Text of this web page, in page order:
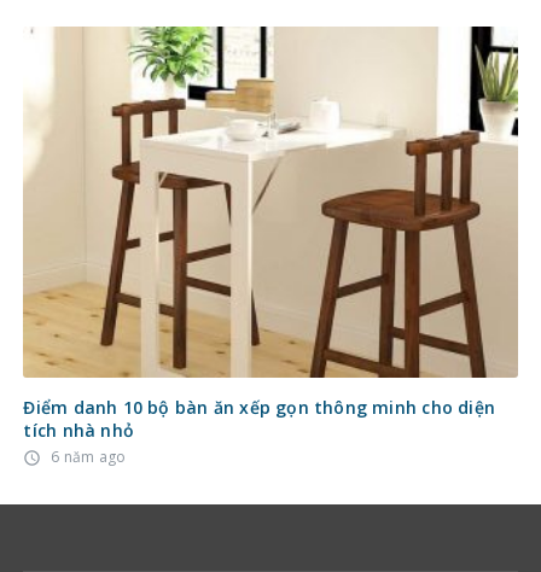
Điểm danh 10 bộ bàn ăn xếp gọn thông minh cho diện
tích nhà nhỏ
access_time 6 năm ago